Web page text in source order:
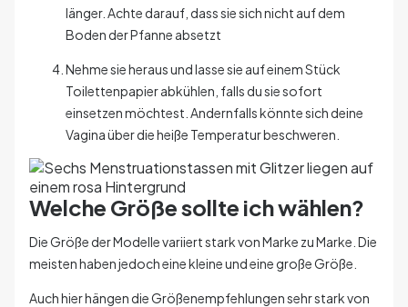
länger. Achte darauf, dass sie sich nicht auf dem
Boden der Pfanne absetzt
Nehme sie heraus und lasse sie auf einem Stück
Toilettenpapier abkühlen, falls du sie sofort
einsetzen möchtest. Andernfalls könnte sich deine
Vagina über die heiße Temperatur beschweren.
Welche Größe sollte ich wählen?
Die Größe der Modelle variiert stark von Marke zu Marke. Die
meisten haben jedoch eine kleine und eine große Größe.
Auch hier hängen die Größenempfehlungen sehr stark von